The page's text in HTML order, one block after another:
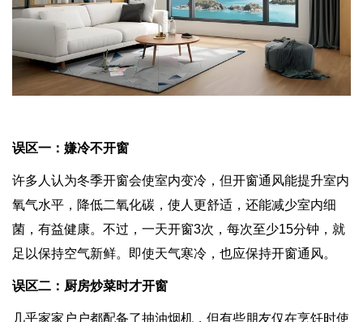
误区一：嫌冷不开窗
许多人认为冬季开窗会使室内变冷，但开窗通风能提升室内
氧气水平，降低二氧化碳，使人更舒适，还能减少室内细
菌，有益健康。不过，一天开窗3次，每次至少15分钟，就
足以保持空气新鲜。即使天气寒冷，也应保持开窗通风。
误区二：厨房炒菜时才开窗
几乎家家户户都配备了抽油烟机，但有些朋友仅在烹饪时使